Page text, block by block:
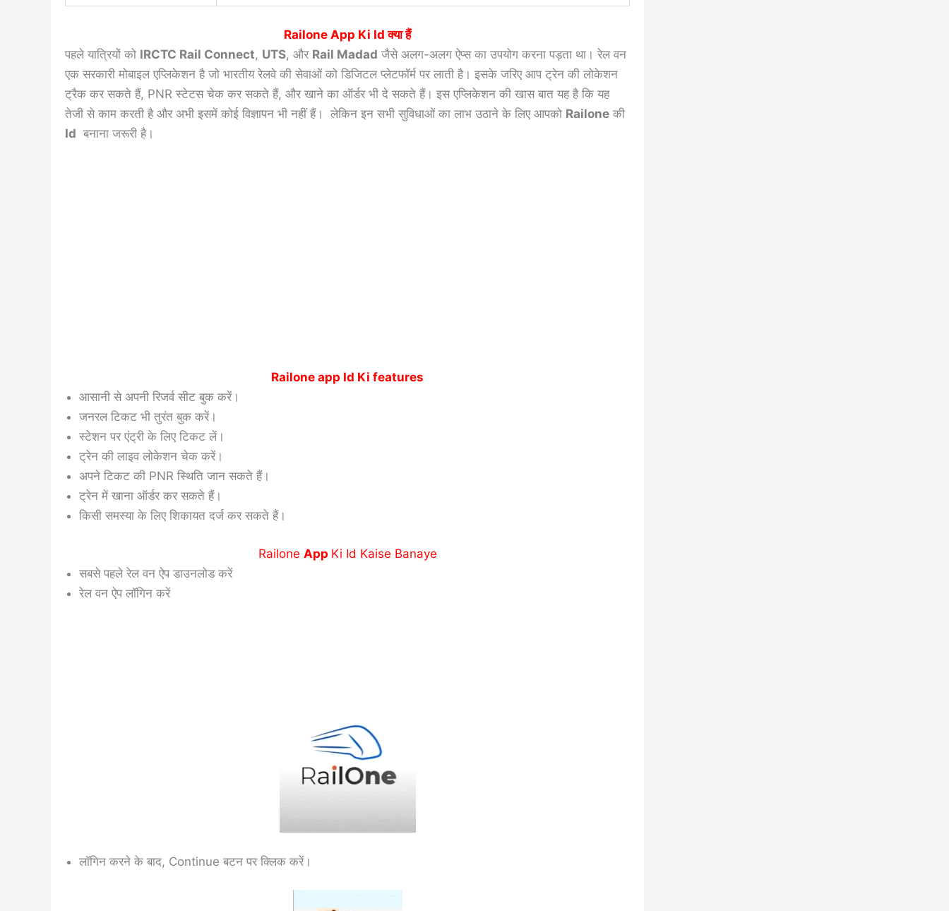
Railone App Ki Id क्या हैं
पहले यात्रियों को IRCTC Rail Connect, UTS, और Rail Madad जैसे अलग-अलग ऐप्स का उपयोग करना पड़ता था। रेल वन
एक सरकारी मोबाइल एप्लिकेशन है जो भारतीय रेलवे की सेवाओं को डिजिटल प्लेटफॉर्म पर लाती है। इसके जरिए आप ट्रेन की लोकेशन
ट्रैक कर सकते हैं, PNR स्टेटस चेक कर सकते हैं, और खाने का ऑर्डर भी दे सकते हैं। इस एप्लिकेशन की खास बात यह है कि यह
तेजी से काम करती है और अभी इसमें कोई विज्ञापन भी नहीं हैं। लेकिन इन सभी सुविधाओं का लाभ उठाने के लिए आपको Railone की
Id बनाना जरूरी है।
Railone app Id Ki features
आसानी से अपनी रिजर्व सीट बुक करें।
जनरल टिकट भी तुरंत बुक करें।
स्टेशन पर एंट्री के लिए टिकट लें।
ट्रेन की लाइव लोकेशन चेक करें।
अपने टिकट की PNR स्थिति जान सकते हैं।
ट्रेन में खाना ऑर्डर कर सकते हैं।
किसी समस्या के लिए शिकायत दर्ज कर सकते हैं।
Railone App Ki Id Kaise Banaye
सबसे पहले रेल वन ऐप डाउनलोड करें
रेल वन ऐप लॉगिन करें
लॉगिन करने के बाद, Continue बटन पर क्लिक करें।